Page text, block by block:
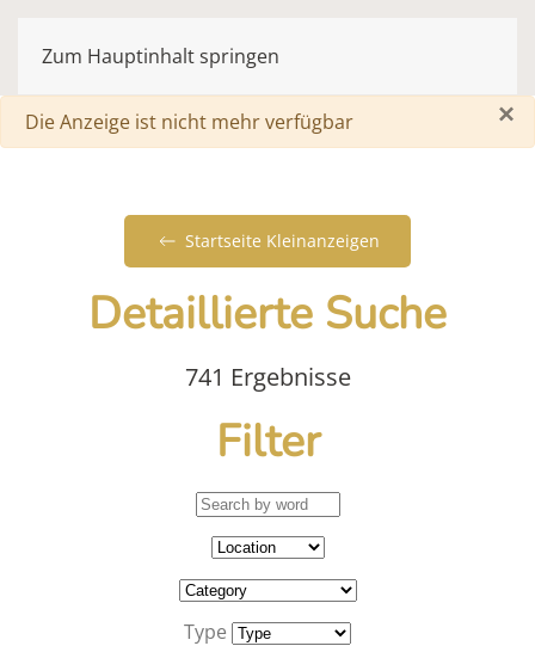
Zum Hauptinhalt springen
×
Warnung
Die Anzeige ist nicht mehr verfügbar
Startseite Kleinanzeigen
Detaillierte Suche
741 Ergebnisse
Filter
Type